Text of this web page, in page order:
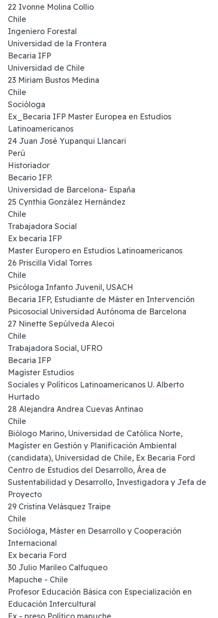
22 Ivonne Molina Collio
Chile
Ingeniero Forestal
Universidad de la Frontera
Becaria IFP
Universidad de Chile
23 Miriam Bustos Medina
Chile
Socióloga
Ex_Becaria IFP Master Europea en Estudios
Latinoamericanos
24 Juan José Yupanqui Llancari
Perú
Historiador
Becario IFP.
Universidad de Barcelona- España
25 Cynthia González Hernández
Chile
Trabajadora Social
Ex becaria IFP
Master Europero en Estudios Latinoamericanos
26 Priscilla Vidal Torres
Chile
Psicóloga Infanto Juvenil, USACH
Becaria IFP, Estudiante de Máster en Intervención
Psicosocial Universidad Autónoma de Barcelona
27 Ninette Sepúlveda Alecoi
Chile
Trabajadora Social, UFRO
Becaria IFP
Magíster Estudios
Sociales y Políticos Latinoamericanos U. Alberto
Hurtado
28 Alejandra Andrea Cuevas Antinao
Chile
Biólogo Marino, Universidad de Católica Norte,
Magíster en Gestión y Planificación Ambiental
(candidata), Universidad de Chile, Ex Becaria Ford
Centro de Estudios del Desarrollo, Área de
Sustentabilidad y Desarrollo, Investigadora y Jefa de
Proyecto
29 Cristina Velásquez Traipe
Chile
Socióloga, Máster en Desarrollo y Cooperación
Internacional
Ex becaria Ford
30 Julio Marileo Calfuqueo
Mapuche - Chile
Profesor Educación Básica con Especialización en
Educación Intercultural
Ex - preso Político mapuche